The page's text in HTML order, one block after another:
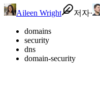
Aileen Wright 저자·
domains
security
dns
domain-security